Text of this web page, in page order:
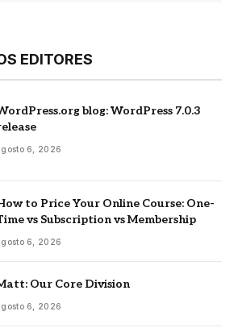
EDITORES
blog: WordPress 7.0.3
6, 2026
to Price Your Online Course: One-
vs Subscription vs Membership
6, 2026
Our Core Division
6, 2026